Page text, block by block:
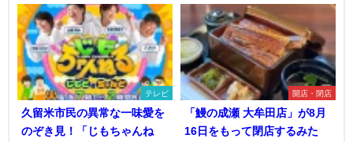
テレビ
久留米市民の異常な一味愛を
のぞき見！「じもちゃんね
開店・閉店
「鰻の成瀬 大牟田店」が8月
16日をもって閉店するみた